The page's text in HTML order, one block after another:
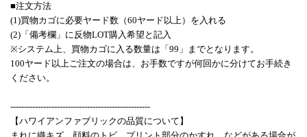
■注文方法
(1)買物カゴに必要ヤード数（60ヤード以上）を入れる
(2)「備考欄」に反物LOT購入希望と記入
※システム上、買物カゴに入る数量は「99」までとなります。
100ヤード以上ご注文の場合は、お手数ですが何回かに分けてお手続き
ください。
---------------------------------------------------
【ハワイアンファブリックの品質について】